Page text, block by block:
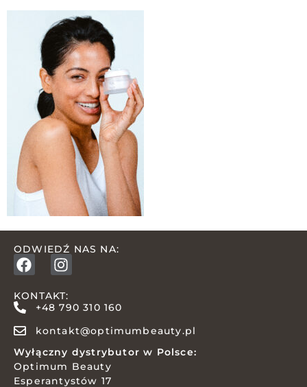
ODWIEDŹ NAS NA:
KONTAKT:
+48 790 310 160
kontakt@optimumbeauty.pl
Wyłączny dystrybutor w Polsce:
Optimum Beauty
Esperantystów 17